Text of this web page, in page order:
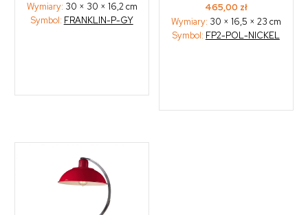
Wymiary: 30 × 30 × 16,2 cm
Symbol: FRANKLIN-P-GY
465,00 zł
Wymiary: 30 × 16,5 × 23 cm
Symbol: FP2-POL-NICKEL